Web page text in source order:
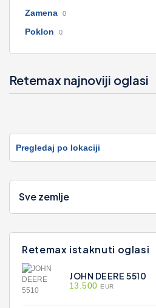
Pregledaj po lokaciji
Sve zemlje
Retemax istaknuti oglasi
JOHN DEERE 5510
13.500 EUR
Zamena 0
Poklon 0
Retemax najnoviji oglasi